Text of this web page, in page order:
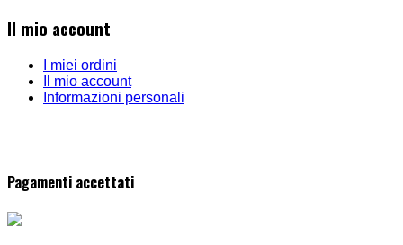
Il mio account
I miei ordini
Il mio account
Informazioni personali
Pagamenti accettati